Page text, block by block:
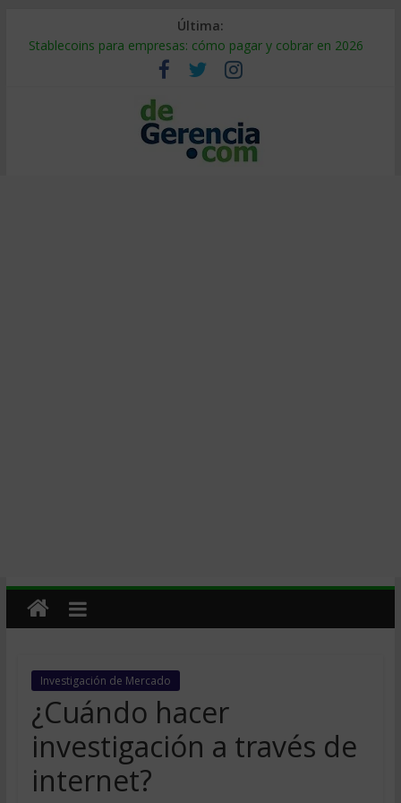
Última:
Stablecoins para empresas: cómo pagar y cobrar en 2026
Despido silencioso: qué es y por qué sale tan caro
IA en selección de personal: cómo auditarla a tiempo
Trabajo forzoso en la cadena de suministro: qué hacer
Mercado hispano de EE. UU.: cómo segmentarlo y venderle
Investigación de Mercado
¿Cuándo hacer
investigación a través de
internet?